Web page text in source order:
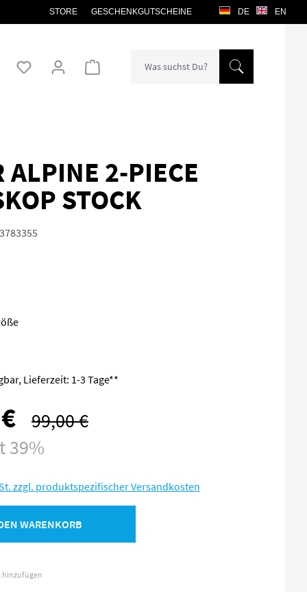
DE EN
STORE GESCHENKGUTSCHEINE
Warenkorb enthält 0 Positionen. Der
ALPINE 2-PIECE
STOCK
Lieferzeit: 1-3 Tage**
Regulärer Preis:
99,00 €
39%
zzgl. produktspezifischer Versandkosten
WARENKORB
hinzufügen